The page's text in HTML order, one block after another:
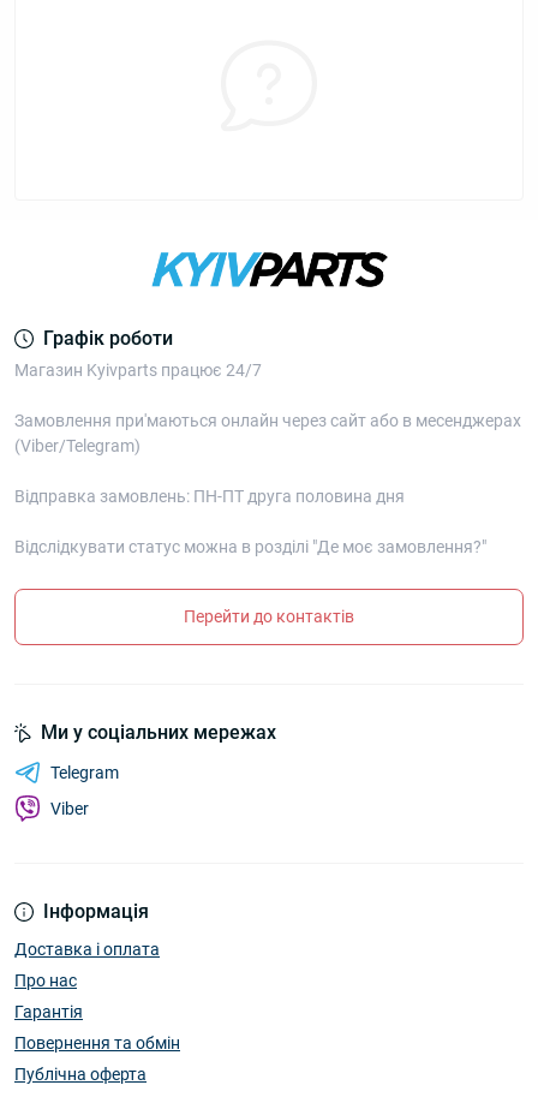
Графік роботи
Магазин Kyivparts працює 24/7
Замовлення при'маються онлайн через сайт або в месенджерах
(Viber/Telegram)
Відправка замовлень: ПН-ПТ друга половина дня
Відслідкувати статус можна в розділі "Де моє замовлення?"
Перейти до контактів
Інформація
Доставка і оплата
Про нас
Гарантія
Повернення та обмін
Публічна оферта
Ми у соціальних мережах
Telegram
Viber